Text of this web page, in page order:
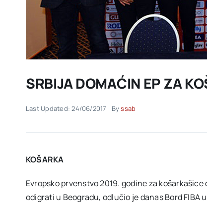
SRBIJA DOMAĆIN EP ZA
Last Updated: 24/06/2017 Byssab
KOŠARKA
Evropsko prvenstvo 2019. godine za
odigrati u Beogradu, odlučio je danas Bord